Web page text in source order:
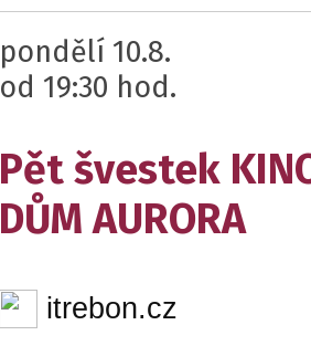
pondělí 10.8.
od 19:30 hod.
Pět švestek
DŮM AURORA
itrebon.cz